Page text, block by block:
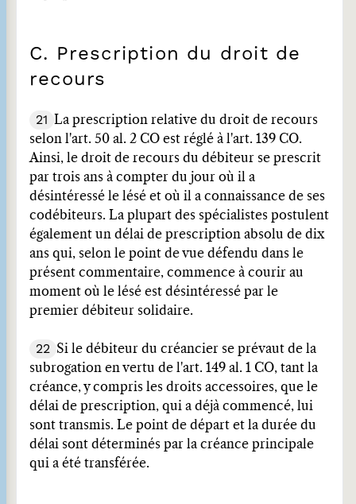
C. Prescription du droit de
recours
21
La prescription relative du droit de recours
selon l'art. 50 al. 2 CO est réglé à l'art. 139 CO.
Ainsi, le droit de recours du débiteur se prescrit
par trois ans à compter du jour où il a
désintéressé le lésé et où il a connaissance de ses
codébiteurs. La plupart des spécialistes postulent
également un délai de prescription absolu de dix
ans qui, selon le point de vue défendu dans le
présent commentaire, commence à courir au
moment où le lésé est désintéressé par le
premier débiteur solidaire.
22 Si le débiteur du créancier se prévaut de la
subrogation en vertu de l'art. 149 al. 1 CO, tant la
créance, y compris les droits accessoires, que le
délai de prescription, qui a déjà commencé, lui
sont transmis. Le point de départ et la durée du
délai sont déterminés par la créance principale
qui a été transférée.